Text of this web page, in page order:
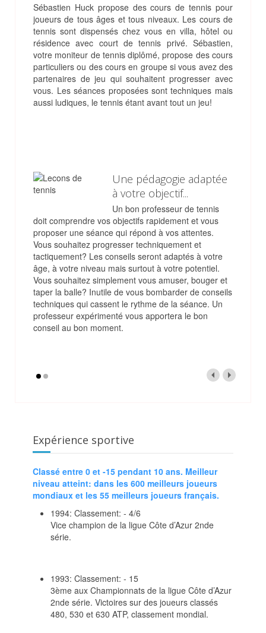
Sébastien Huck propose des cours de tennis pour
joueurs de tous âges et tous niveaux. Les cours de
tennis sont dispensés chez vous en villa, hôtel ou
résidence avec court de tennis privé. Sébastien,
votre moniteur de tennis diplômé, propose des cours
particuliers ou des cours en groupe si vous avez des
partenaires de jeu qui souhaitent progresser avec
vous. Les séances proposées sont techniques mais
aussi ludiques, le tennis étant avant tout un jeu!
Une pédagogie adaptée
à votre objectif...
Un bon professeur de tennis
doit comprendre vos objectifs rapidement et vous
proposer une séance qui répond à vos attentes.
Vous souhaitez progresser techniquement et
tactiquement? Les conseils seront adaptés à votre
âge, à votre niveau mais surtout à votre potentiel.
Vous souhaitez simplement vous amuser, bouger et
taper la balle? Inutile de vous bombarder de conseils
techniques qui cassent le rythme de la séance. Un
professeur expérimenté vous apportera le bon
conseil au bon moment.
Expérience sportive
Classé entre 0 et -15 pendant 10 ans. Meilleur
niveau atteint: dans les 600 meilleurs joueurs
mondiaux et les 55 meilleurs joueurs français.
1994: Classement: - 4/6
Vice champion de la ligue Côte d’Azur 2nde
série.
1993: Classement: - 15
3ème aux Championnats de la ligue Côte d’Azur
2nde série. Victoires sur des joueurs classés
480, 530 et 630 ATP, classement mondial.